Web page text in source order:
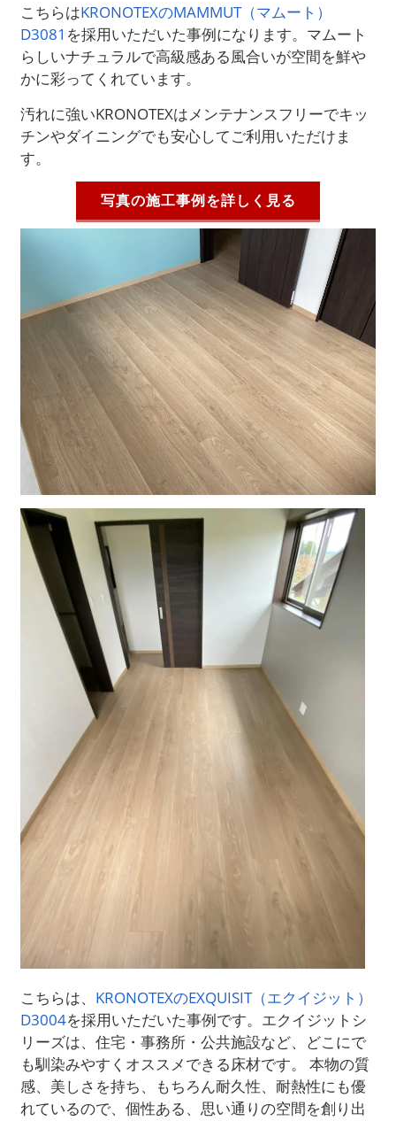
こちらはKRONOTEXのMAMMUT（マムート）
D3081 を採用いただいた事例になります。マムート
らしいナチュラルで高級感ある風合いが空間を鮮や
かに彩ってくれています。
汚れに強いKRONOTEXはメンテナンスフリーでキッ
チンやダイニングでも安心してご利用いただけま
す。
写真の施工事例を詳しく見る
こちらは、 KRONOTEXのEXQUISIT（エクイジット）
D3004を採用いただいた事例です。エクイジットシ
リーズは、住宅・事務所・公共施設など、どこにで
も馴染みやすくオススメできる床材です。 本物の質
感、美しさを持ち、もちろん耐久性、耐熱性にも優
れているので、個性ある、思い通りの空間を創り出